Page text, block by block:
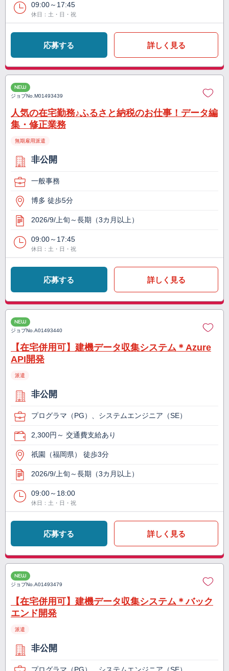
09:00～17:45
休日：土・日・祝
応募する 詳しく見る
NEW
ジョブNo.M01493439
人気の在宅勤務♪ふるさと納税のお仕事！データ編
集・修正業務
無期雇用派遣
非公開
一般事務
博多 徒歩5分
2026/9/上旬～長期（3カ月以上）
09:00～17:45
休日：土・日・祝
応募する 詳しく見る
NEW
ジョブNo.A01493440
【在宅併用可】建機データ収集システム＊Azure
API開発
派遣
非公開
プログラマ（PG）、システムエンジニア（SE）
2,300円～ 交通費支給あり
祇園（福岡県） 徒歩3分
2026/9/上旬～長期（3カ月以上）
09:00～18:00
休日：土・日・祝
応募する 詳しく見る
NEW
ジョブNo.A01493479
【在宅併用可】建機データ収集システム＊バック
エンド開発
派遣
非公開